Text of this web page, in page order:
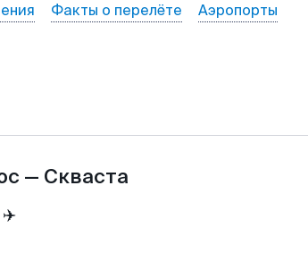
Факты о перелёте Аэропорты
— Скваста
✈️